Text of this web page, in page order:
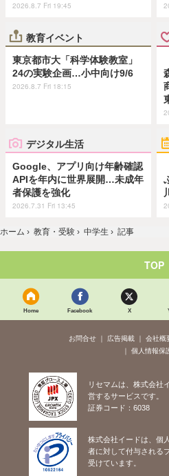
2026.8.7 Fri 19:45
教育イベント
東京都市大「科学体験教室」
24の実験企画…小中向け9/6
2026.8.7 Fri 18:15
デジタル生活
Google、アプリ向け年齢確認
APIを年内に世界展開…未成年
者保護を強化
2026.7.31 Fri 13:45
ホーム › 教育・受験 › 中学生 › 記事
TOP
Home Facebook X
お問合せ 広告掲載 会社概
個人情報保
リセマムは、株式会社
営するサービスです。
証券コード：6038
株式会社イードは、個
者に対して付与される
受けています。